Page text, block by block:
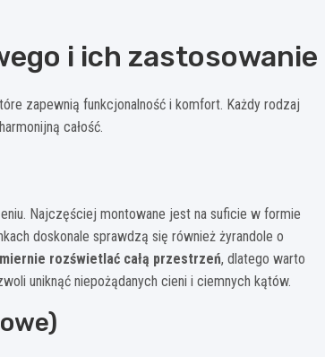
i ich zastosowanie
zapewnią funkcjonalność i komfort. Każdy rodzaj
całość.
Najczęściej montowane jest na suficie w formie
doskonale sprawdzą się również żyrandole o
rozświetlać całą przestrzeń, dlatego warto
uniknąć niepożądanych cieni i ciemnych kątów.